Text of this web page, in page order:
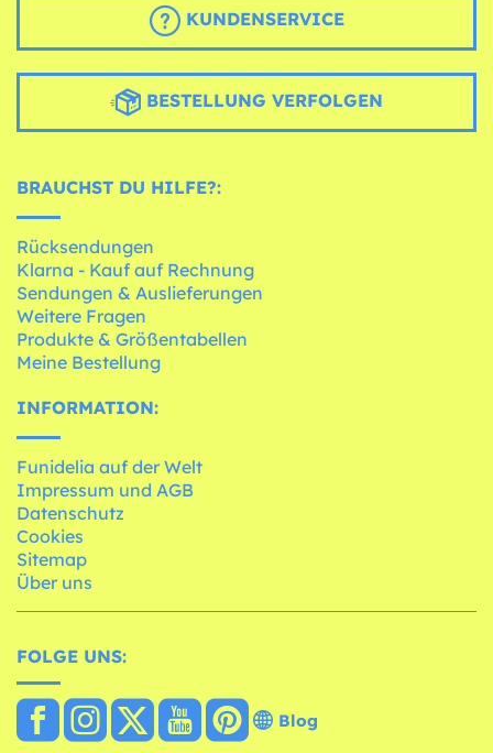
KUNDENSERVICE
BESTELLUNG VERFOLGEN
BRAUCHST DU HILFE?:
Rücksendungen
Klarna - Kauf auf Rechnung
Sendungen & Auslieferungen
Weitere Fragen
Produkte & Größentabellen
Meine Bestellung
INFORMATION:
Funidelia auf der Welt
Impressum und AGB
Datenschutz
Cookies
Sitemap
Über uns
FOLGE UNS:
Blog